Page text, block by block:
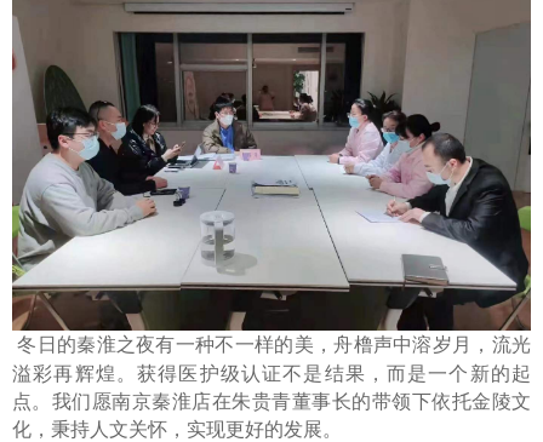
冬日的秦淮之夜有一种不一样的美，舟橹声中溶岁月，流光
溢彩再辉煌。获得医护级认证不是结果，而是一个新的起
点。我们愿南京秦淮店在朱贵青董事长的带领下依托金陵文
化，秉持人文关怀，实现更好的发展。